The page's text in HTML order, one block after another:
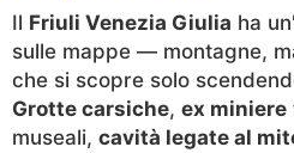
Il Friuli Venezia Giulia ha
sulle mappe — montagne,
che si scopre solo
Grotte carsiche, ex miniere
museali, cavità legate al